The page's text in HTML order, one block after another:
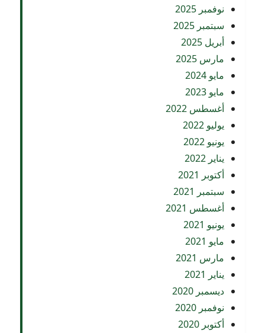
نوفمبر 2025
سبتمبر 2025
أبريل 2025
مارس 2025
مايو 2024
مايو 2023
أغسطس 2022
يوليو 2022
يونيو 2022
يناير 2022
أكتوبر 2021
سبتمبر 2021
أغسطس 2021
يونيو 2021
مايو 2021
مارس 2021
يناير 2021
ديسمبر 2020
نوفمبر 2020
أكتوبر 2020